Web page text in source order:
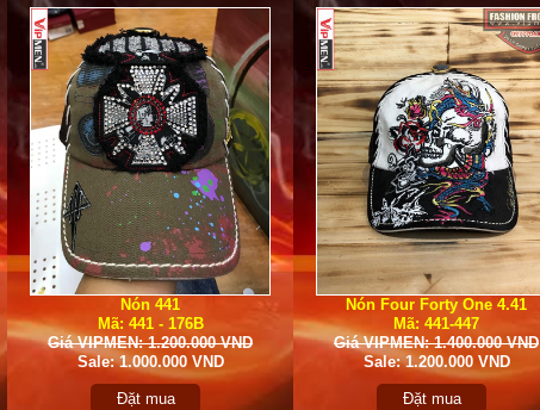
Nón 441
Mã: 441 - 176B
Giá VIPMEN: 1.200.000 VND
Sale: 1.000.000 VND
Đặt mua
Nón Four Forty One 4.41
Mã: 441-447
Giá VIPMEN: 1.400.000 VND
Sale: 1.200.000 VND
Đặt mua